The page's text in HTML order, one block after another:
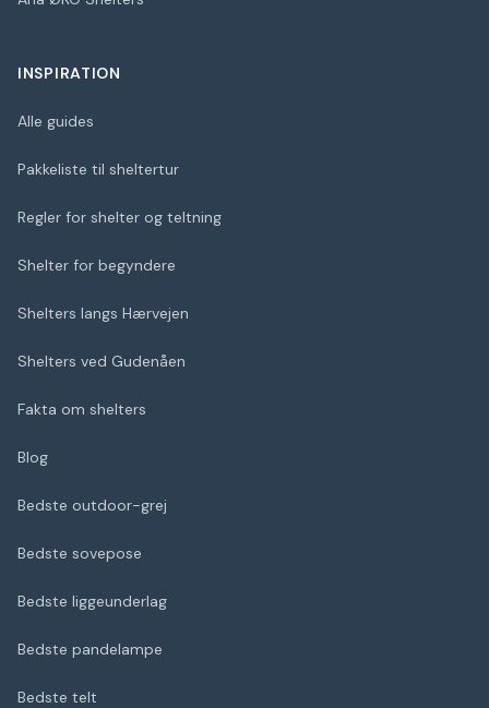
INSPIRATION
Alle guides
Pakkeliste til sheltertur
Regler for shelter og teltning
Shelter for begyndere
Shelters langs Hærvejen
Shelters ved Gudenåen
Fakta om shelters
Blog
Bedste outdoor-grej
Bedste sovepose
Bedste liggeunderlag
Bedste pandelampe
Bedste telt